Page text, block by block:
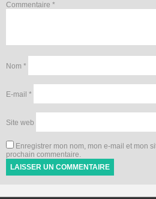
Commentaire *
Nom *
E-mail *
Site web
Enregistrer mon nom, mon e-mail et mon
prochain commentaire.